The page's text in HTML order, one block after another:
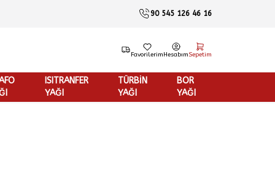
90 545 126 46 16
FavorilerimHesabımSepetim
ISITRANFER
YAĞI
TÜRBİN
YAĞI
BOR
YAĞI